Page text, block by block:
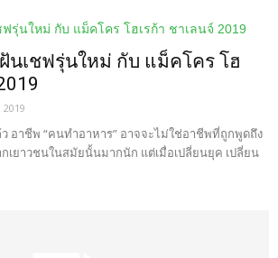
นเชฟรุ่นใหม่ กับ แม็คโคร โฮ
อาชีพ “คนทำอาหาร” อาจจะไม่ใช่อาชีพที่ถูกพูดถึง
เยาวชนในสมัยนั้นมากนัก แต่เมื่อเปลี่ยนยุค เปลี่ยน